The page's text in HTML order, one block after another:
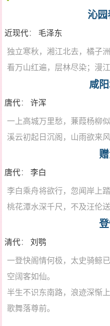
沁园
近现代： 毛泽东
独立寒秋，湘江北去，橘子洲
看万山红遍，层林尽染；漫
咸
唐代：许浑
一上高城万里愁，蒹葭杨柳似
溪云初起日沉阁，山雨欲来
唐代：李白
李白乘舟将欲行，忽闻岸上踏
桃花潭水深千尺，不及汪伦送
清代：刘鹗
一登快阁情何极，太史骑鲸
空阔客如仙。
半生不识东南路，浪迹深惭
歌舞落尊前。